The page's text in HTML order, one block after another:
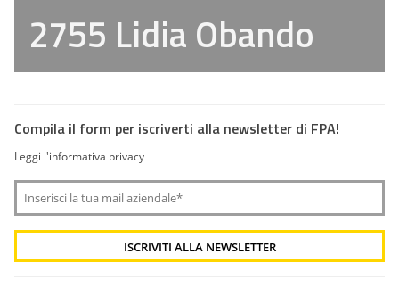
2755 Lidia Obando
Compila il form per iscriverti alla newsletter di FPA!
Leggi l'informativa privacy